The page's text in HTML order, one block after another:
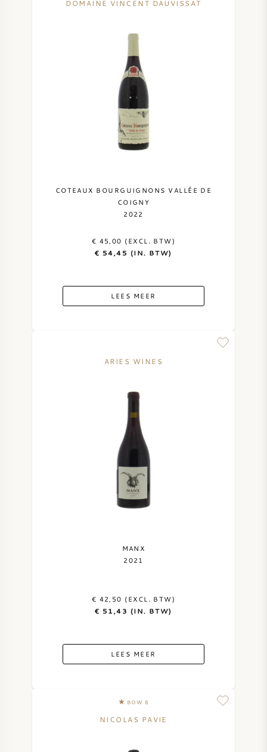
DOMAINE VINCENT DAUVISSAT
COTEAUX BOURGUIGNONS VALLÉE DE
COIGNY
2022
€ 45,00 (EXCL. BTW)
€ 54,45 (IN. BTW)
LEES MEER
ARIES WINES
MANX
2021
€ 42,50 (EXCL. BTW)
€ 51,43 (IN. BTW)
LEES MEER
BOW 8
NICOLAS PAVIE